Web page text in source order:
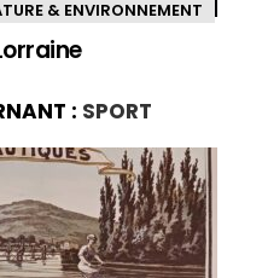
& ENVIRONNEMENT
: SPORT